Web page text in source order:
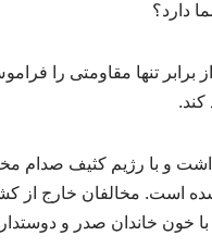
دارد؟
تنها مقاومتی را
و با رژیم کثیف صدام
است. مخالفان خارج از
با خون خاندان صدر و